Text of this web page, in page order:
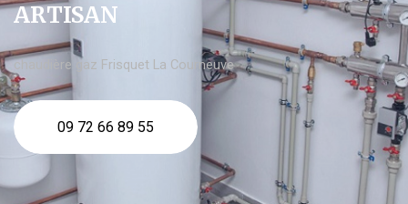
ARTISAN
chaudière gaz Frisquet La Courneuve
09 72 66 89 55